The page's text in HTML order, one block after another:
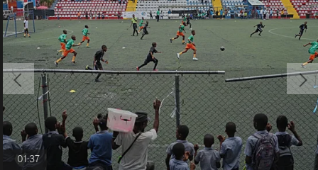
01:37